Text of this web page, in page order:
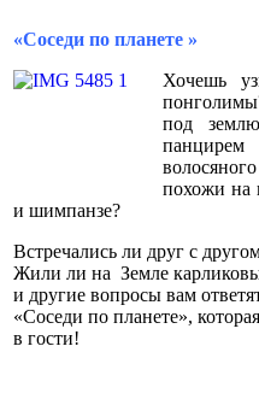
«Соседи по планете »
Хочешь
под
похожи на
и шимпанзе?
Встречались ли друг с
Жили ли на Земле
и другие вопросы вам
«Соседи по планете»,
в гости!